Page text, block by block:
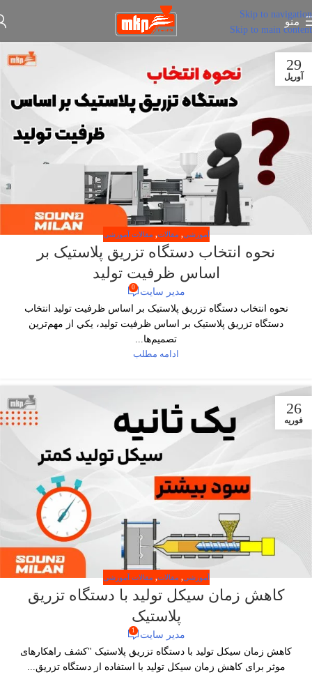
Skip to navigation
Skip to main content
منو
29
آوریل
آموزشی, مقالات, مقالات آموزشی
نحوه انتخاب دستگاه تزریق پلاستیک بر
اساس ظرفیت تولید
مدیر سایت 0
نحوه انتخاب دستگاه تزریق پلاستیک بر اساس ظرفیت تولید انتخاب
دستگاه تزریق پلاستیک بر اساس ظرفیت تولید، يکي از مهم‌ترين
تصميم‌ها...
ادامه مطلب
26
فوریه
آموزشی, مقالات, مقالات آموزشی
کاهش زمان سیکل تولید با دستگاه تزریق
پلاستیک
مدیر سایت 1
کاهش زمان سیکل تولید با دستگاه تزریق پلاستیک "کشف راهکارهای
موثر برای کاهش زمان سیکل تولید با استفاده از دستگاه تزریق...